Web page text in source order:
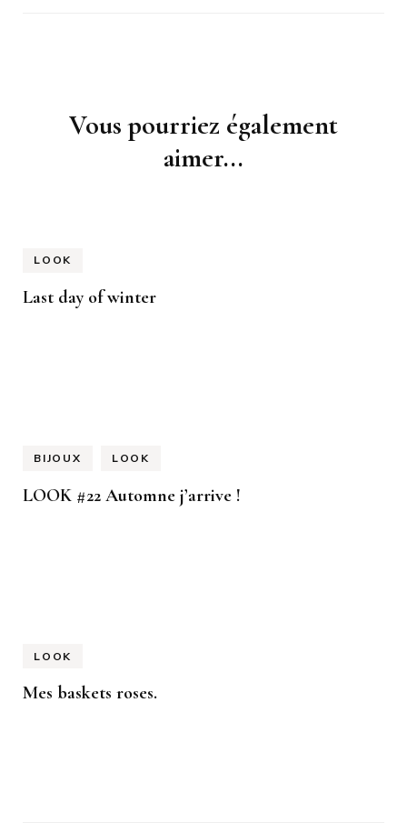
Navigation
Vous pourriez également
aimer...
LOOK
Last day of winter
BIJOUX LOOK
LOOK #22 Automne j’arrive !
LOOK
Mes baskets roses.